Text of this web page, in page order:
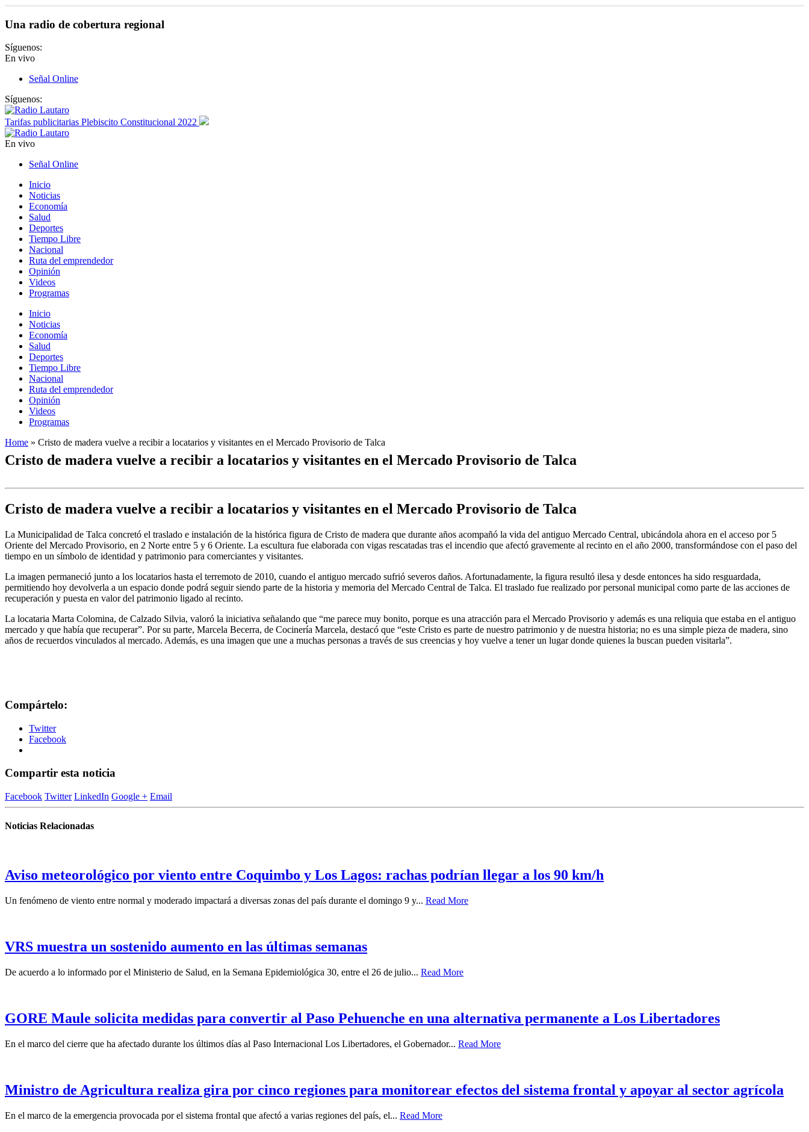
Una radio de cobertura regional
Síguenos:
En vivo
Señal Online
Síguenos:
Tarifas publicitarias Plebiscito Constitucional 2022
En vivo
Señal Online
Inicio
Noticias
Economía
Salud
Deportes
Tiempo Libre
Nacional
Ruta del emprendedor
Opinión
Videos
Programas
Inicio
Noticias
Economía
Salud
Deportes
Tiempo Libre
Nacional
Ruta del emprendedor
Opinión
Videos
Programas
Home » Cristo de madera vuelve a recibir a locatarios y visitantes en el Mercado Provisorio de Talca
Cristo de madera vuelve a recibir a locatarios y visitantes en el Mercado Provisorio de Talca
Cristo de madera vuelve a recibir a locatarios y visitantes en el Mercado Provisorio de Talca
La Municipalidad de Talca concretó el traslado e instalación de la histórica figura de Cristo de madera que durante años acompañó la vida del antiguo Mercado Central, ubicándola ahora en el acceso por 5
Oriente del Mercado Provisorio, en 2 Norte entre 5 y 6 Oriente. La escultura fue elaborada con vigas rescatadas tras el incendio que afectó gravemente al recinto en el año 2000, transformándose con el paso del
tiempo en un símbolo de identidad y patrimonio para comerciantes y visitantes.
La imagen permaneció junto a los locatarios hasta el terremoto de 2010, cuando el antiguo mercado sufrió severos daños. Afortunadamente, la figura resultó ilesa y desde entonces ha sido resguardada,
permitiendo hoy devolverla a un espacio donde podrá seguir siendo parte de la historia y memoria del Mercado Central de Talca. El traslado fue realizado por personal municipal como parte de las acciones de
recuperación y puesta en valor del patrimonio ligado al recinto.
La locataria Marta Colomina, de Calzado Silvia, valoró la iniciativa señalando que “me parece muy bonito, porque es una atracción para el Mercado Provisorio y además es una reliquia que estaba en el antiguo
mercado y que había que recuperar”. Por su parte, Marcela Becerra, de Cocinería Marcela, destacó que “este Cristo es parte de nuestro patrimonio y de nuestra historia; no es una simple pieza de madera, sino
años de recuerdos vinculados al mercado. Además, es una imagen que une a muchas personas a través de sus creencias y hoy vuelve a tener un lugar donde quienes la buscan pueden visitarla”.
Compártelo:
Twitter
Facebook
Compartir esta noticia
Facebook Twitter LinkedIn Google + Email
Noticias Relacionadas
Aviso meteorológico por viento entre Coquimbo y Los Lagos: rachas podrían llegar a los 90 km/h
Un fenómeno de viento entre normal y moderado impactará a diversas zonas del país durante el domingo 9 y... Read More
VRS muestra un sostenido aumento en las últimas semanas
De acuerdo a lo informado por el Ministerio de Salud, en la Semana Epidemiológica 30, entre el 26 de julio... Read More
GORE Maule solicita medidas para convertir al Paso Pehuenche en una alternativa permanente a Los Libertadores
En el marco del cierre que ha afectado durante los últimos días al Paso Internacional Los Libertadores, el Gobernador... Read More
Ministro de Agricultura realiza gira por cinco regiones para monitorear efectos del sistema frontal y apoyar al sector agrícola
En el marco de la emergencia provocada por el sistema frontal que afectó a varias regiones del país, el... Read More